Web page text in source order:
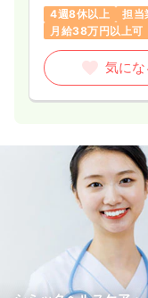
ブランク可
気にな
4週8休以上
担当
月給38万円以上可
気にな